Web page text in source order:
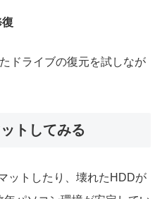
ドライブの復元を試しなが
トしてみる
ットしたり、壊れたHDDが